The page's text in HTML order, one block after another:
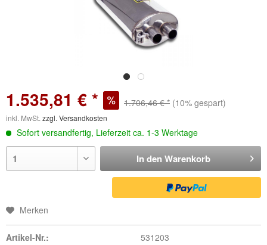
1.535,81 € * 1.706,46 € * (10% gespart)
inkl. MwSt. zzgl. Versandkosten
Sofort versandfertig, Lieferzeit ca. 1-3 Werktage
In den Warenkorb
Merken
Artikel-Nr.: 531203